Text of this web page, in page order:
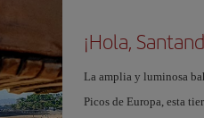
¡Hola,
La amplia y luminosa
Picos de Europa, esta